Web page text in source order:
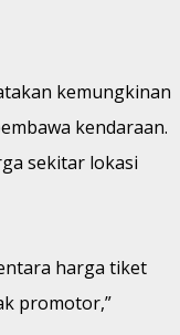
kemungkinan
kendaraan.
sekitar lokasi
harga tiket
promotor,”